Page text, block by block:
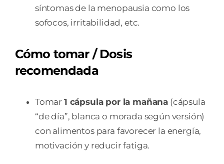
síntomas de la menopausia como los
sofocos, irritabilidad, etc.
Cómo tomar / Dosis
recomendada
Tomar 1 cápsula por la mañana (cápsula
“de día”, blanca o morada según versión)
con alimentos para favorecer la energía,
motivación y reducir fatiga.